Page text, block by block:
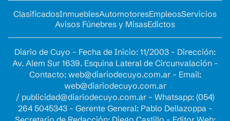
ClasificadosInmueblesAutomotoresEmpleosServicios
Avisos Fúnebres y MisasEdictos
Diario de Cuyo - Fecha de Inicio: 11/2003 - Dirección:
Av. Alem Sur 1639. Esquina Lateral de Circunvalación -
Contacto: web@diariodecuyo.com.ar- Email:
web@diariodecuyo.com.ar
/ publicidad@diariodecuyo.com.ar- Whatsapp: (054)
264 5045343 - Gerente General: Pablo Dellazoppa -